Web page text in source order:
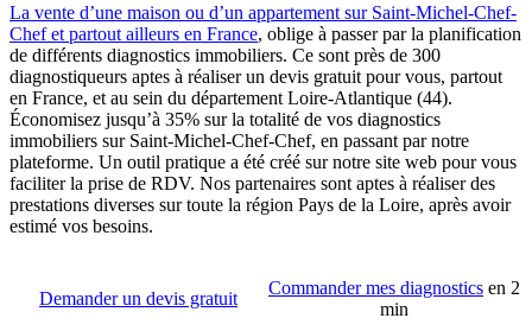
La vente d’une maison ou d’un appartement sur Saint-Michel-Chef-
Chef et partout ailleurs en France, oblige à passer par la planification
de différents diagnostics immobiliers. Ce sont près de 300
diagnostiqueurs aptes à réaliser un devis gratuit pour vous, partout
en France, et au sein du département Loire-Atlantique (44).
Économisez jusqu’à 35% sur la totalité de vos diagnostics
immobiliers sur Saint-Michel-Chef-Chef, en passant par notre
plateforme. Un outil pratique a été créé sur notre site web pour vous
faciliter la prise de RDV. Nos partenaires sont aptes à réaliser des
prestations diverses sur toute la région Pays de la Loire, après avoir
estimé vos besoins.
Demander un devis gratuit
Commander mes diagnostics en 2
min